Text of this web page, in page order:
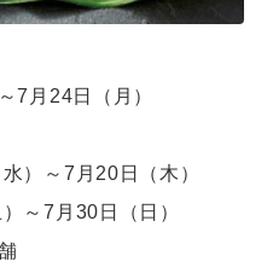
7月24日（月）
）～7月20日（木）
～7月30日（日）